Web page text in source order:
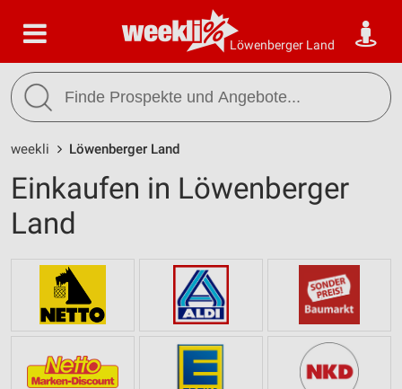
Löwenberger Land
weekli Löwenberger Land
Einkaufen in Löwenberger
Land